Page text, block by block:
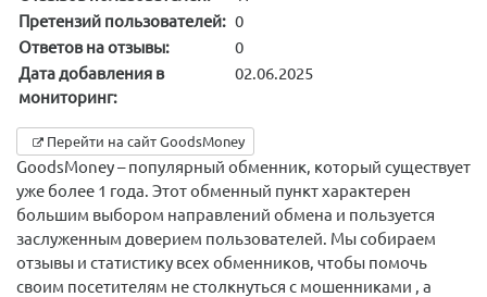
Претензий пользователей: 0
Ответов на отзывы:
0
Дата добавления в
мониторинг:
02.06.2025
Перейти на сайт GoodsMoney
GoodsMoney – популярный обменник, который существует
уже более 1 года. Этот обменный пункт характерен
большим выбором направлений обмена и пользуется
заслуженным доверием пользователей. Мы собираем
отзывы и статистику всех обменников, чтобы помочь
своим посетителям не столкнуться с мошенниками , а